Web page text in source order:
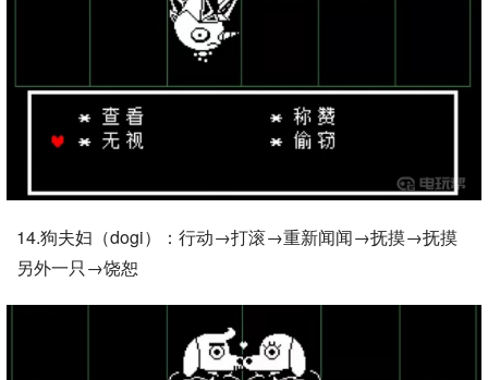
14.狗夫妇（dogi）：行动→打滚→重新闻闻→抚摸→抚摸
另外一只→饶恕